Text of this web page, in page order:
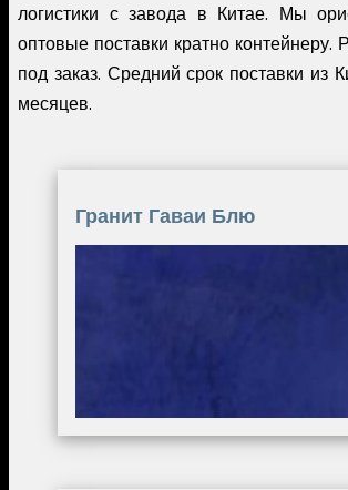
логистики с завода в Китае. Мы
оптовые поставки кратно контейнеру.
под заказ. Средний срок поставки из
месяцев.
Гранит Гаваи Блю